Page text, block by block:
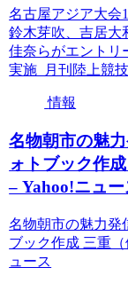
名古屋アジア大会
鈴木芽吹、吉居大
佳奈らがエントリ
実施 月刊陸上競技
情報
名物朝市の魅
ォトブック作
– Yahoo!ニュー
名物朝市の魅力発
ブック作成 三重
ュース